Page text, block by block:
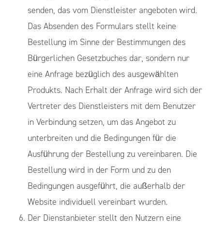
senden, das vom Dienstleister angeboten wird.
Das Absenden des Formulars stellt keine
Bestellung im Sinne der Bestimmungen des
Bürgerlichen Gesetzbuches dar, sondern nur
eine Anfrage bezüglich des ausgewählten
Produkts. Nach Erhalt der Anfrage wird sich der
Vertreter des Dienstleisters mit dem Benutzer
in Verbindung setzen, um das Angebot zu
unterbreiten und die Bedingungen für die
Ausführung der Bestellung zu vereinbaren. Die
Bestellung wird in der Form und zu den
Bedingungen ausgeführt, die außerhalb der
Website individuell vereinbart wurden.
Der Dienstanbieter stellt den Nutzern eine